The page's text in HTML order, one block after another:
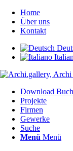
Home
Über uns
Kontakt
Download Buch
Projekte
Firmen
Gewerke
Suche
Menü Menü